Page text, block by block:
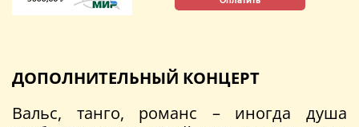
ДОПОЛНИТЕЛЬНЫЙ КОНЦЕРТ
Вальс, танго, романс – иногда душа